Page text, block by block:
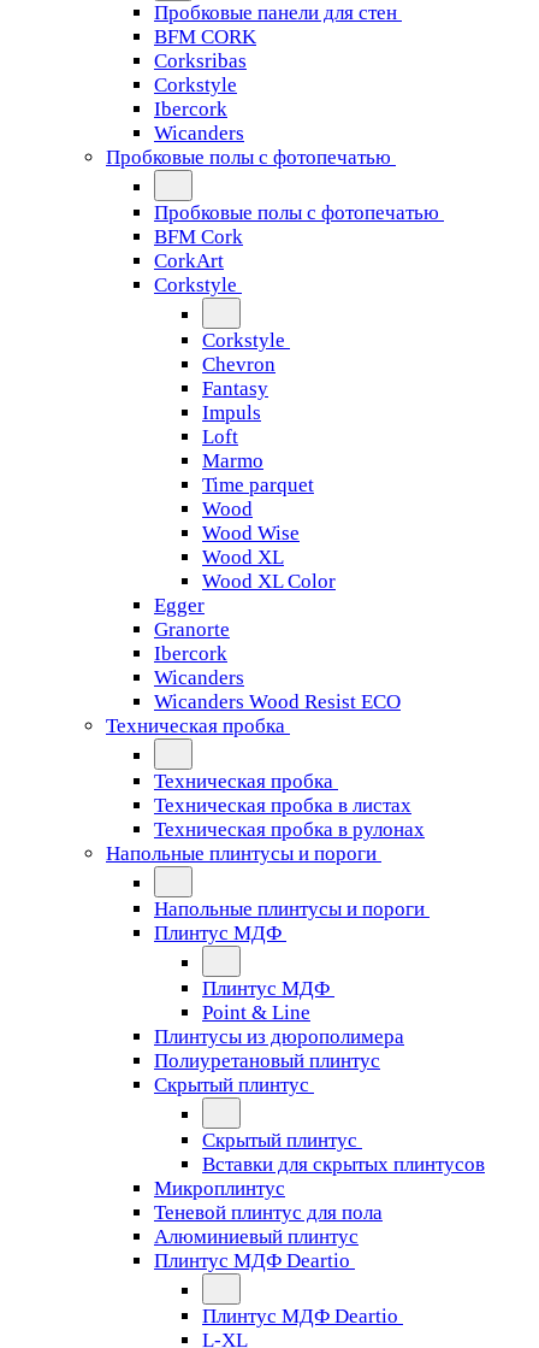
Пробковые панели для стен
BFM CORK
Corksribas
Corkstyle
Ibercork
Wicanders
Пробковые полы с фотопечатью
Пробковые полы с фотопечатью
BFM Cork
CorkArt
Corkstyle
Corkstyle
Chevron
Fantasy
Impuls
Loft
Marmo
Time parquet
Wood
Wood Wise
Wood XL
Wood XL Color
Egger
Granorte
Ibercork
Wicanders
Wicanders Wood Resist ECO
Техническая пробка
Техническая пробка
Техническая пробка в листах
Техническая пробка в рулонах
Напольные плинтусы и пороги
Напольные плинтусы и пороги
Плинтус МДФ
Плинтус МДФ
Point & Line
Плинтусы из дюрополимера
Полиуретановый плинтус
Скрытый плинтус
Скрытый плинтус
Вставки для скрытых плинтусов
Микроплинтус
Теневой плинтус для пола
Алюминиевый плинтус
Плинтус МДФ Deartio
Плинтус МДФ Deartio
L-XL